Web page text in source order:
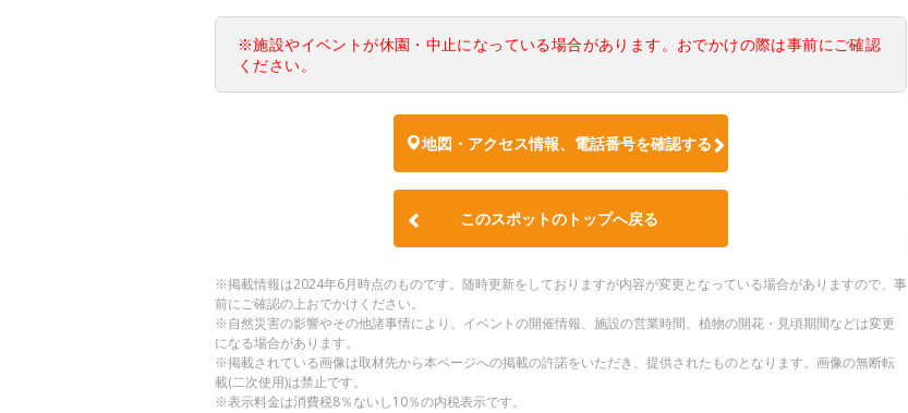
※施設やイベントが休園・中止になっている場合があります。おでかけの際は事前にご確認
ください。
地図・アクセス情報、電話番号を確認する
このスポットのトップへ戻る
※掲載情報は2024年6月時点のものです。随時更新をしておりますが内容が変更となっている場合がありますので、事
前にご確認の上おでかけください。
※自然災害の影響やその他諸事情により、イベントの開催情報、施設の営業時間、植物の開花・見頃期間などは変更
になる場合があります。
※掲載されている画像は取材先から本ページへの掲載の許諾をいただき、提供されたものとなります。画像の無断転
載(二次使用)は禁止です。
※表示料金は消費税8％ないし10％の内税表示です。